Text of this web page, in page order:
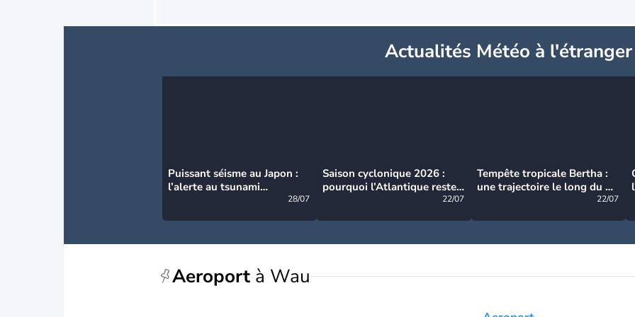
Actualités Météo à l'étranger
Puissant séisme au Japon :
l’alerte au tsunami
28/07
Saison cyclonique 2026 :
pourquoi l’Atlantique reste
22/07
Tempête tropicale Bertha :
une trajectoire le long du du
22/07
Aeroport à Wau